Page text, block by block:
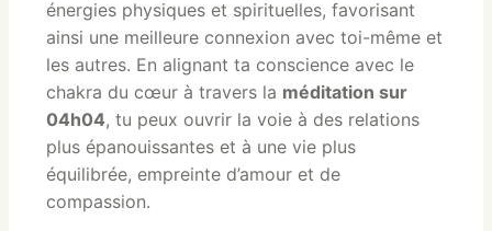
énergies physiques et spirituelles, favorisant
ainsi une meilleure connexion avec toi-même et
les autres. En alignant ta conscience avec le
chakra du cœur à travers la méditation sur
04h04, tu peux ouvrir la voie à des relations
plus épanouissantes et à une vie plus
équilibrée, empreinte d’amour et de
compassion.